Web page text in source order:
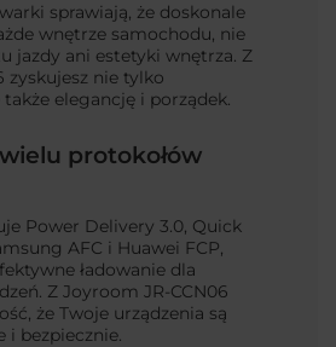
sprawiają, że doskonale
wnętrze samochodu, nie
jazdy ani estetyki wnętrza. Z
zyskujesz nie tylko
elegancję i porządek.
protokołów
Power Delivery 3.0, Quick
AFC i Huawei FCP,
ładowanie dla
Z Joyroom JR-CCN06
że Twoje urządzenia są
i bezpiecznie.